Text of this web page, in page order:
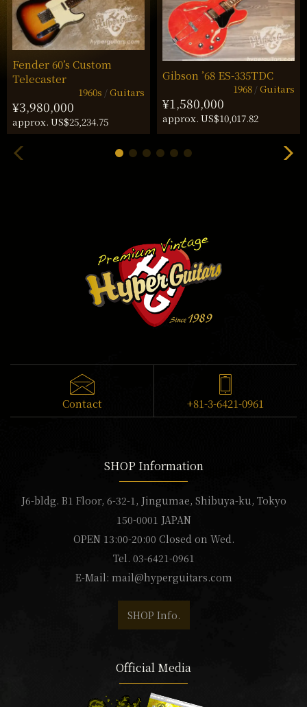
Fender 60’s Custom
Telecaster
1960s Guitars
¥3,980,000
approx. US$25,234.75
Gibson ’68 ES-335TDC
1968 Guitars
¥1,580,000
approx. US$10,017.82
Contact +81-3-6421-0961
SHOP Information
J6-bldg. B1 Floor, 6-32-1, Jingumae, Shibuya-ku, Tokyo
150-0001 JAPAN
OPEN 13:00-20:00 Closed on Wed.
Tel. 03-6421-0961
E-Mail: mail@hyperguitars.com
SHOP Info.
Official Media